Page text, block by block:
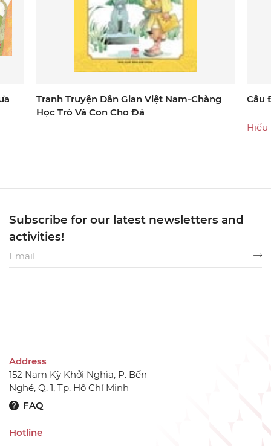
Tranh Truyện Dân Gian Việt Nam-Chàng
Học Trò Và Con Cho Đá
Câu
Hiếu
Address
152 Nam Kỳ Khởi Nghĩa, P. Bến
Nghé, Q. 1, Tp. Hồ Chí Minh
FAQ
Hotline
Subscribe for our latest newsletters and
activities!